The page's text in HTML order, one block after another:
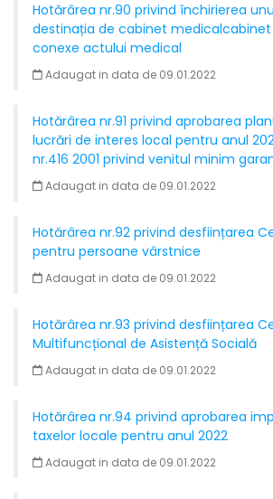
Hotărârea nr.90 privind închirierea
destinația de cabinet
conexe actului medical
Adaugat in data de 09.01.2022
Hotărârea nr.91 privind aprobarea
lucrări de interes local pentru anul
nr.416 2001 privind venitul minim
Adaugat in data de 09.01.2022
Hotărârea nr.92 privind desființarea
pentru persoane vârstnice
Adaugat in data de 09.01.2022
Hotărârea nr.93 privind desființarea
Multifuncțional de Asistență Socială
Adaugat in data de 09.01.2022
Hotărârea nr.94 privind aprobarea
taxelor locale pentru anul 2022
Adaugat in data de 09.01.2022